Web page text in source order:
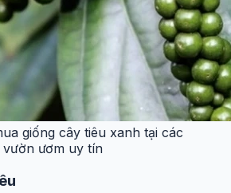
giống cây tiêu xanh tại các
vườn ươm uy tín